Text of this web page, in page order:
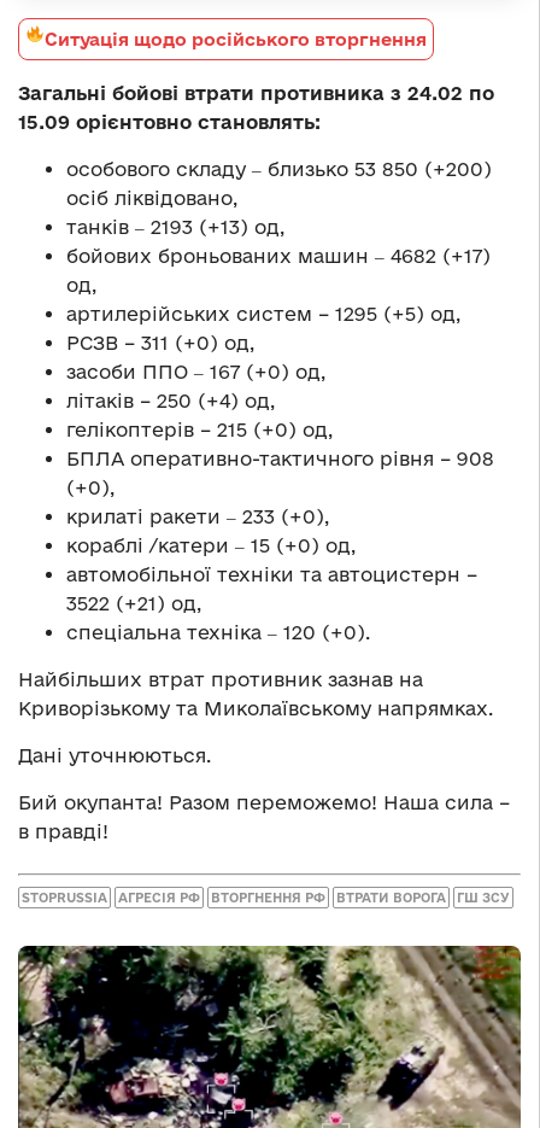
Ситуація щодо російського вторгнення
Загальні бойові втрати противника з 24.02 по
15.09 орієнтовно становлять:
особового складу ‒ близько 53 850 (+200)
осіб ліквідовано,
танків ‒ 2193 (+13) од,
бойових броньованих машин ‒ 4682 (+17)
од,
артилерійських систем – 1295 (+5) од,
РСЗВ – 311 (+0) од,
засоби ППО ‒ 167 (+0) од,
літаків – 250 (+4) од,
гелікоптерів – 215 (+0) од,
БПЛА оперативно-тактичного рівня – 908
(+0),
крилаті ракети ‒ 233 (+0),
кораблі /катери ‒ 15 (+0) од,
автомобільної техніки та автоцистерн –
3522 (+21) од,
спеціальна техніка ‒ 120 (+0).
Найбільших втрат противник зазнав на
Криворізькому та Миколаївському напрямках.
Дані уточнюються.
Бий окупанта! Разом переможемо! Наша сила –
в правді!
STOPRUSSIA АГРЕСІЯ РФ ВТОРГНЕННЯ РФ ВТРАТИ ВОРОГА ГШ ЗСУ